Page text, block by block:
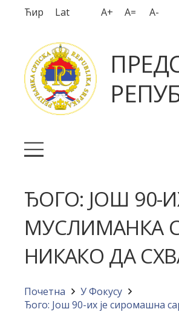
Ћир Lat A+ A= A-
ЂОГО: ЈОШ 90-
МУСЛИМАНКА
НИКАКО ДА
Почетна
У Фокусу
Ђого: Још 90-их је сиромашна